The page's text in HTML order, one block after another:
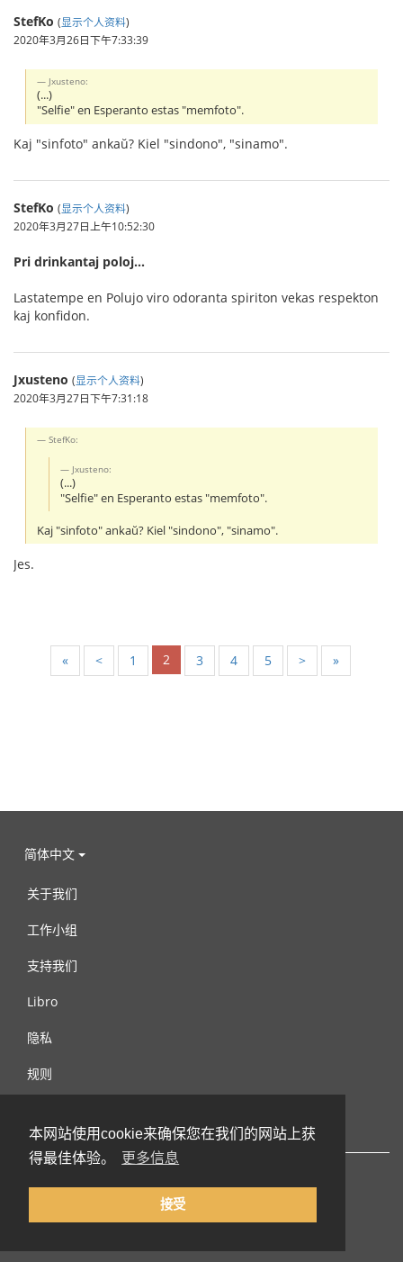
本网站使用cookie来确保您在我们的网站上获
得最佳体验。
更多信息
接受
StefKo (显示个人资料)
2020年3月26日下午7:33:39
Jxusteno:
(...)
"Selfie" en Esperanto estas "memfoto".
Kaj "sinfoto" ankaŭ? Kiel "sindono", "sinamo".
StefKo (显示个人资料)
2020年3月27日上午10:52:30
Pri drinkantaj poloj...
Lastatempe en Polujo viro odoranta spiriton vekas respekton
kaj konfidon.
Jxusteno (显示个人资料)
2020年3月27日下午7:31:18
StefKo:
Jxusteno:
(...)
"Selfie" en Esperanto estas "memfoto".
Kaj "sinfoto" ankaŭ? Kiel "sindono", "sinamo".
Jes.
« < 1 2 3 4 5 > »
简体中文
关于我们
工作小组
支持我们
Libro
隐私
规则
© 2002-2026 lernu.net |Impressum